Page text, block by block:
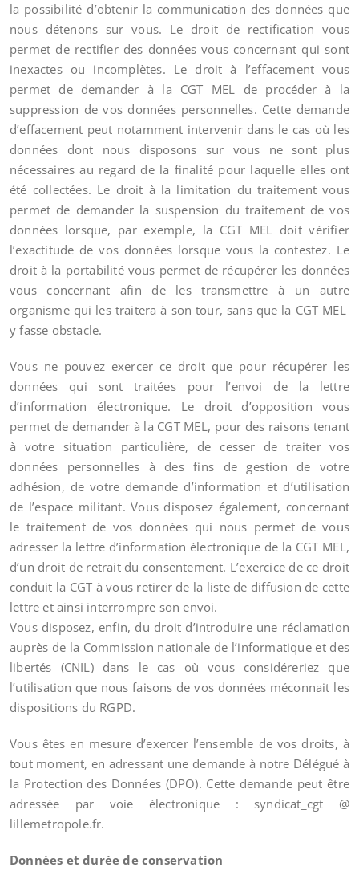
la possibilité d’obtenir la communication des données que
nous détenons sur vous. Le droit de rectification vous
permet de rectifier des données vous concernant qui sont
inexactes ou incomplètes. Le droit à l’effacement vous
permet de demander à la CGT MEL de procéder à la
suppression de vos données personnelles. Cette demande
d’effacement peut notamment intervenir dans le cas où les
données dont nous disposons sur vous ne sont plus
nécessaires au regard de la finalité pour laquelle elles ont
été collectées. Le droit à la limitation du traitement vous
permet de demander la suspension du traitement de vos
données lorsque, par exemple, la CGT MEL doit vérifier
l’exactitude de vos données lorsque vous la contestez. Le
droit à la portabilité vous permet de récupérer les données
vous concernant afin de les transmettre à un autre
organisme qui les traitera à son tour, sans que la CGT MEL
y fasse obstacle.
Vous ne pouvez exercer ce droit que pour récupérer les
données qui sont traitées pour l’envoi de la lettre
d’information électronique. Le droit d’opposition vous
permet de demander à la CGT MEL, pour des raisons tenant
à votre situation particulière, de cesser de traiter vos
données personnelles à des fins de gestion de votre
adhésion, de votre demande d’information et d’utilisation
de l’espace militant. Vous disposez également, concernant
le traitement de vos données qui nous permet de vous
adresser la lettre d’information électronique de la CGT MEL,
d’un droit de retrait du consentement. L’exercice de ce droit
conduit la CGT à vous retirer de la liste de diffusion de cette
lettre et ainsi interrompre son envoi.
Vous disposez, enfin, du droit d’introduire une réclamation
auprès de la Commission nationale de l’informatique et des
libertés (CNIL) dans le cas où vous considéreriez que
l’utilisation que nous faisons de vos données méconnait les
dispositions du RGPD.
Vous êtes en mesure d’exercer l’ensemble de vos droits, à
tout moment, en adressant une demande à notre Délégué à
la Protection des Données (DPO). Cette demande peut être
adressée par voie électronique : syndicat_cgt @
lillemetropole.fr.
Données et durée de conservation